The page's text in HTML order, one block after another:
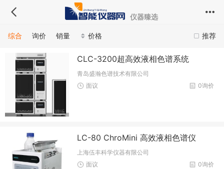
仪器臻选
推荐
综合 询价 销量 价格
CLC-3200超高效液相色谱系统
青岛盛瀚色谱技术有限公司
0询价
面议
LC-80 ChroMini 高效液相色谱仪
上海伍丰科学仪器有限公司
0询价
面议